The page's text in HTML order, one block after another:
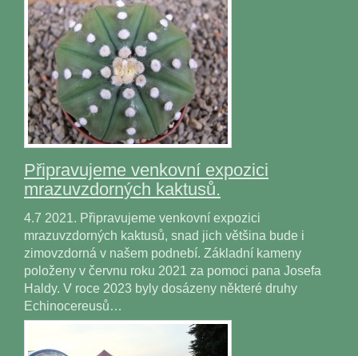
Připravujeme venkovní expozici
mrazuvzdorných kaktusů.
4.7 2021. Připravujeme venkovní expozici
mrazuvzdorných kaktusů, snad jich většina bude i
zimovzdorná v našem podnebí. Základní kameny
položeny v červnu roku 2021 za pomoci pana Josefa
Haldy. V roce 2023 byly dosázeny některé druhy
Echinocereusů…